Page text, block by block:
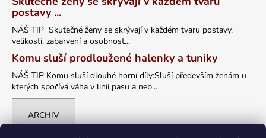
postavy ...
NÁŠ TIP Skutečné ženy se skrývají v každém tvaru postavy,
velikosti, zabarvení a osobnost...
Komu sluší prodloužené halenky a tuniky
NÁŠ TIP Komu sluší dlouhé horní díly:Sluší především ženám u
kterých spočívá váha v linii pasu a neb...
ARCHIV